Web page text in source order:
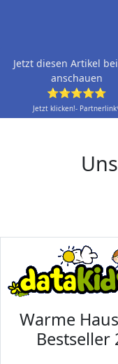
Jetzt diesen Artikel bei
anschauen
⭐⭐⭐⭐⭐
Jetzt klicken!-
Warme
Bestseller